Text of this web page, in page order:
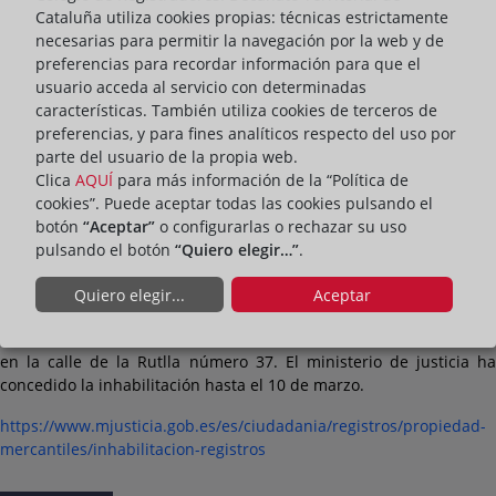
marzo en un local limítrofe, los registros de la propiedad 1, 2 y 3
de Girona se han trasladado temporalmente a un local ubicado al
en la calle de la Rutlla número 37. El ministerio de justicia ha
concedido la inhabilitación hasta el 10 de marzo.
https://www.mjusticia.gob.es/es/ciudadania/registros/propiedad-
mercantiles/inhabilitacion-registros
Cataluña utiliza cookies propias: técnicas estrictamente
necesarias para permitir la navegación por la web y de
preferencias para recordar información para que el
usuario acceda al servicio con determinadas
características. También utiliza cookies de terceros de
preferencias, y para fines analíticos respecto del uso por
parte del usuario de la propia web.
Clica AQUÍ para más información de la “Política de
cookies”. Puede aceptar todas las cookies pulsando el
botón “Aceptar” o configurarlas o rechazar su uso
pulsando el botón “Quiero elegir…”.
Quiero elegir... Aceptar